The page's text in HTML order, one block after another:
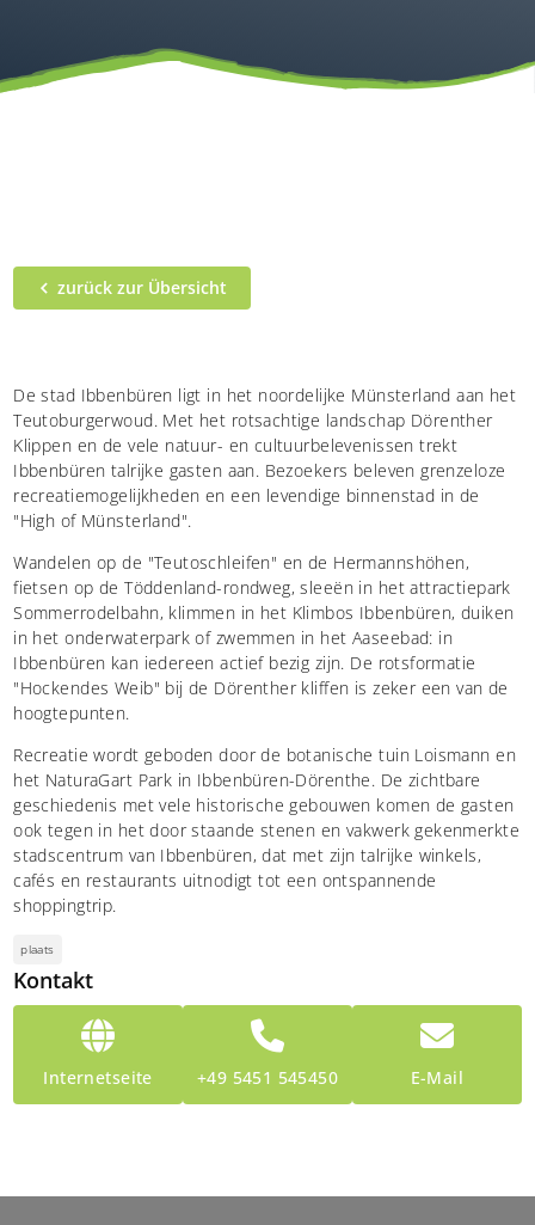
zurück zur Übersicht
De stad Ibbenbüren ligt in het noordelijke Münsterland aan het
Teutoburgerwoud. Met het rotsachtige landschap Dörenther
Klippen en de vele natuur- en cultuurbelevenissen trekt
Ibbenbüren talrijke gasten aan. Bezoekers beleven grenzeloze
recreatiemogelijkheden en een levendige binnenstad in de
"High of Münsterland".
Wandelen op de "Teutoschleifen" en de Hermannshöhen,
fietsen op de Töddenland-rondweg, sleeën in het attractiepark
Sommerrodelbahn, klimmen in het Klimbos Ibbenbüren, duiken
in het onderwaterpark of zwemmen in het Aaseebad: in
Ibbenbüren kan iedereen actief bezig zijn. De rotsformatie
"Hockendes Weib" bij de Dörenther kliffen is zeker een van de
hoogtepunten.
Recreatie wordt geboden door de botanische tuin Loismann en
het NaturaGart Park in Ibbenbüren-Dörenthe. De zichtbare
geschiedenis met vele historische gebouwen komen de gasten
ook tegen in het door staande stenen en vakwerk gekenmerkte
stadscentrum van Ibbenbüren, dat met zijn talrijke winkels,
cafés en restaurants uitnodigt tot een ontspannende
shoppingtrip.
plaats
Kontakt
Internetseite +49 5451 545450 E-Mail